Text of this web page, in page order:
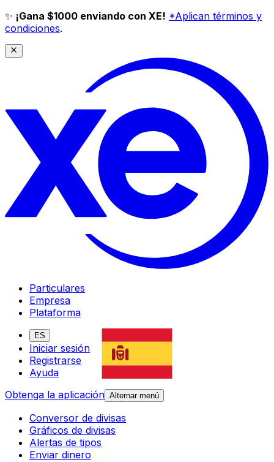
✨ ¡Gana $1000 enviando con XE! *Aplican términos y
condiciones.
Particulares
Empresa
Plataforma
ES
Iniciar sesión
Registrarse
Ayuda
Obtenga la aplicación Alternar menú
Conversor de divisas
Gráficos de divisas
Alertas de tipos
Enviar dinero